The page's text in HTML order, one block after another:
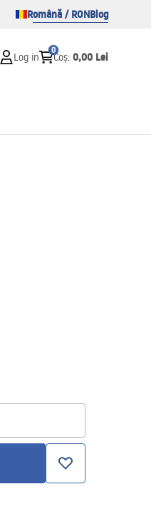
Română / RONBlog
Log in
0
Coș: 0,00 Lei